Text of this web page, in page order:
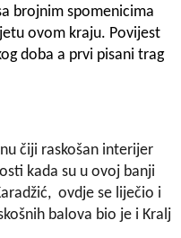
brojnim spomenicima
ovom kraju. Povijest
doba a prvi pisani trag
čiji raskošan interijer
kada su u ovoj banji
ovdje se liječio i
balova bio je i Kralj